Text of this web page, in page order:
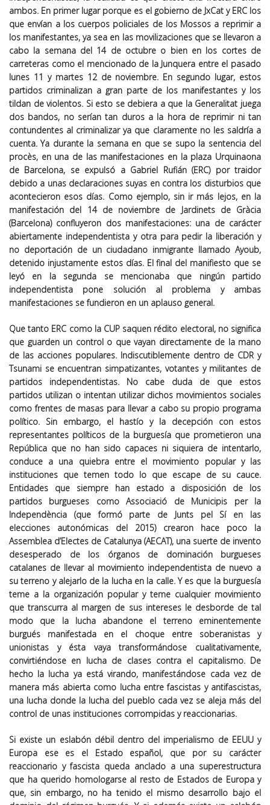
ambos. En primer lugar porque es el gobierno de JxCat y ERC los
que envían a los cuerpos policiales de los Mossos a reprimir a
los manifestantes, ya sea en las movilizaciones que se llevaron a
cabo la semana del 14 de octubre o bien en los cortes de
carreteras como el mencionado de la Junquera entre el pasado
lunes 11 y martes 12 de noviembre. En segundo lugar, estos
partidos criminalizan a gran parte de los manifestantes y los
tildan de violentos. Si esto se debiera a que la Generalitat juega
dos bandos, no serían tan duros a la hora de reprimir ni tan
contundentes al criminalizar ya que claramente no les saldría a
cuenta. Ya durante la semana en que se supo la sentencia del
procès, en una de las manifestaciones en la plaza Urquinaona
de Barcelona, se expulsó a Gabriel Rufián (ERC) por traidor
debido a unas declaraciones suyas en contra los disturbios que
acontecieron esos días. Como ejemplo, sin ir más lejos, en la
manifestación del 14 de noviembre de Jardinets de Gràcia
(Barcelona) confluyeron dos manifestaciones: una de carácter
abiertamente independentista y otra para pedir la liberación y
no deportación de un ciudadano inmigrante llamado Ayoub,
detenido injustamente estos días. El final del manifiesto que se
leyó en la segunda se mencionaba que ningún partido
independentista pone solución al problema y ambas
manifestaciones se fundieron en un aplauso general.
Que tanto ERC como la CUP saquen rédito electoral, no significa
que guarden un control o que vayan directamente de la mano
de las acciones populares. Indiscutiblemente dentro de CDR y
Tsunami se encuentran simpatizantes, votantes y militantes de
partidos independentistas. No cabe duda de que estos
partidos utilizan o intentan utilizar dichos movimientos sociales
como frentes de masas para llevar a cabo su propio programa
político. Sin embargo, el hastío y la decepción con estos
representantes políticos de la burguesía que prometieron una
República que no han sido capaces ni siquiera de intentarlo,
conduce a una quiebra entre el movimiento popular y las
instituciones que temen todo lo que escape de su cauce.
Entidades que siempre han estado a disposición de los
partidos burgueses como Associació de Municipis per la
Independència (que formó parte de Junts pel Sí en las
elecciones autonómicas del 2015) crearon hace poco la
Assemblea d’Electes de Catalunya (AECAT), una suerte de invento
desesperado de los órganos de dominación burgueses
catalanes de llevar al movimiento independentista de nuevo a
su terreno y alejarlo de la lucha en la calle. Y es que la burguesía
teme a la organización popular y teme cualquier movimiento
que transcurra al margen de sus intereses le desborde de tal
modo que la lucha abandone el terreno eminentemente
burgués manifestada en el choque entre soberanistas y
unionistas y ésta vaya transformándose cualitativamente,
convirtiéndose en lucha de clases contra el capitalismo. De
hecho la lucha ya está virando, manifestándose cada vez de
manera más abierta como lucha entre fascistas y antifascistas,
una lucha donde la lucha del pueblo cada vez se aleja más del
control de unas instituciones corrompidas y reaccionarias.
Si existe un eslabón débil dentro del imperialismo de EEUU y
Europa ese es el Estado español, que por su carácter
reaccionario y fascista queda anclado a una superestructura
que ha querido homologarse al resto de Estados de Europa y
que, sin embargo, no ha tenido el mismo desarrollo bajo el